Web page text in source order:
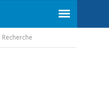
Recherche